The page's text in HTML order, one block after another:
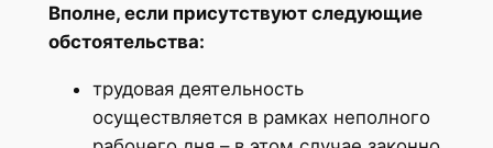
Вполне, если присутствуют следующие
обстоятельства:
трудовая деятельность
осуществляется в рамках неполного